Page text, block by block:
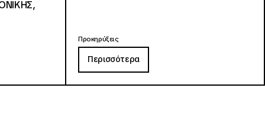
Προκηρύξεις
Περισσότερα